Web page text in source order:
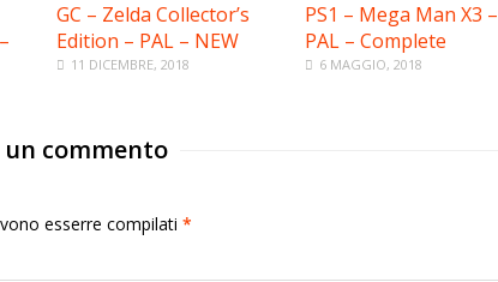
GC – Zelda Collector’s
Edition – PAL – NEW
11 DICEMBRE, 2018
PS1 – Mega Man X3 –
PAL – Complete
6 MAGGIO, 2018
un commento
esserre compilati *